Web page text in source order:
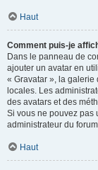
Haut
Comment puis-je
Dans le panneau de
ajouter un avatar en
« Gravatar », la galerie
locales. Les
des avatars et des
Si vous ne pouvez pas
administrateur du
Haut